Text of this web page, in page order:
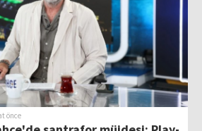
önce